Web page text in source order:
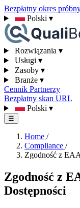
Bezpłatny okres
Polski ▾
Rozwiązania ▾
Usługi ▾
Zasoby ▾
Branże ▾
Cennik Partnerzy
Bezpłatny skan URL
Polski ▾
☰
Home /
Compliance /
Zgodność z
Zgodność z
Dostępności